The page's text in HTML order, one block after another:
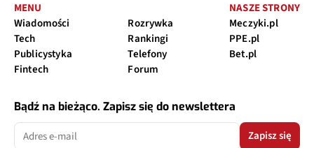
MENU
Wiadomości
Tech
Publicystyka
Fintech
Rozrywka
Rankingi
Telefony
Forum
NASZE STRONY
Meczyki.pl
PPE.pl
Bet.pl
Bądź na bieżąco. Zapisz się do newslettera
Zapisz się